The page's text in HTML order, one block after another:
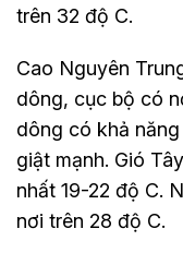
trên 32 độ C.
Cao Nguyên
dông, cục bộ có
dông có khả
giật mạnh. Gió
nhất 19-22 độ C.
nơi trên 28 độ C.